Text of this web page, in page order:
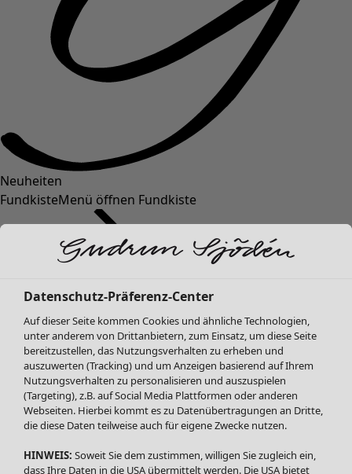
Neuheiten
FundkisteMenü öffnen Fundkiste
SALE Mode
Alle anzeigen
Kleider
Tuniken
Blusen
Pullover & Shirts
Strickjacken
Datenschutz-Präferenz-Center
Auf dieser Seite kommen Cookies und ähnliche Technologien,
unter anderem von Drittanbietern, zum Einsatz, um diese Seite
bereitzustellen, das Nutzungsverhalten zu erheben und
auszuwerten (Tracking) und um Anzeigen basierend auf Ihrem
Nutzungsverhalten zu personalisieren und auszuspielen
(Targeting), z.B. auf Social Media Plattformen oder anderen
Webseiten. Hierbei kommt es zu Datenübertragungen an Dritte,
die diese Daten teilweise auch für eigene Zwecke nutzen.
HINWEIS: Soweit Sie dem zustimmen, willigen Sie zugleich ein,
dass Ihre Daten in die USA übermittelt werden. Die USA bietet